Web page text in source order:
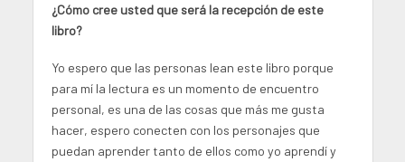
¿Cómo cree usted que será la recepción de este
libro?
Yo espero que las personas lean este libro porque
para mí la lectura es un momento de encuentro
personal, es una de las cosas que más me gusta
hacer, espero conecten con los personajes que
puedan aprender tanto de ellos como yo aprendí y